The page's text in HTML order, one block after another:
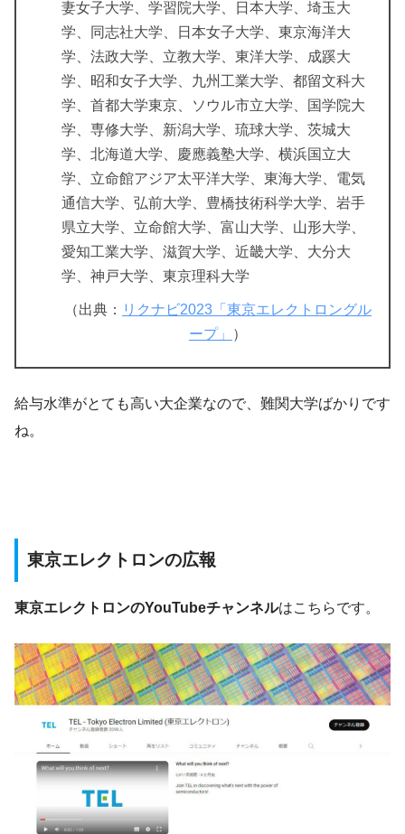
妻女子大学、学習院大学、日本大学、埼玉大
学、同志社大学、日本女子大学、東京海洋大
学、法政大学、立教大学、東洋大学、成蹊大
学、昭和女子大学、九州工業大学、都留文科大
学、首都大学東京、ソウル市立大学、国学院大
学、専修大学、新潟大学、琉球大学、茨城大
学、北海道大学、慶應義塾大学、横浜国立大
学、立命館アジア太平洋大学、東海大学、電気
通信大学、弘前大学、豊橋技術科学大学、岩手
県立大学、立命館大学、富山大学、山形大学、
愛知工業大学、滋賀大学、近畿大学、大分大
学、神戸大学、東京理科大学
（出典： リクナビ2023「東京エレクトロングル
ープ」
）
給与水準がとても高い大企業なので、難関大学ばかりです
ね。
東京エレクトロンの広報
東京エレクトロンのYouTubeチャンネルはこちらです。